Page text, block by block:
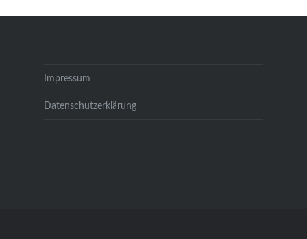
Impressum
Datenschutzerklärung